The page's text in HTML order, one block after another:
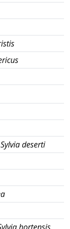
Sylvia deserti